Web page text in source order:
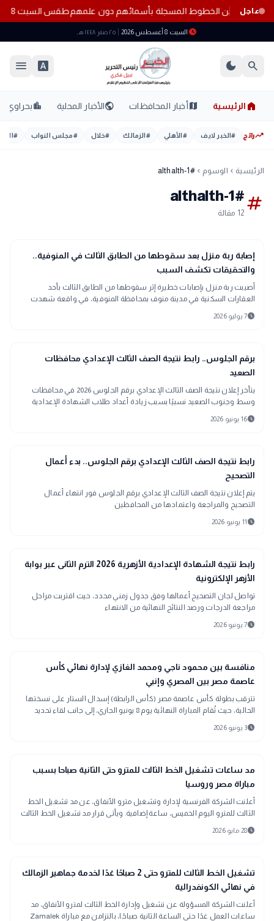
عاجل
المواطنين من الخطوط المسجلة بأسمائهم دون علمهمطقس السبت 8 أغسطس 2026.. حرارة مرتفعة ورطوبة عالية والأرصاد تحذر من أجواء شديدة الحرارة
schedule السبت 8 أغسطس 2026 ٢٥ صفر ١٤٤٨ هـ
search
dark_mode
font_download
menu
home الرئيسية mapأخبار المحافظات publicالأخبار المحلية location_cityبحراوي
trending_upرائج #الخبر لايف #الأهلي #الزمالك #خلال #مجلس النواب #
الرئيسية chevron_left الوسوم chevron_left
#althalth-1
tag
#althalth-1
12 مقالة
gavel
حوادث ومحاكم
إصابة ربة منزل بعد سقوطها من الطابق الثالث في المنوفية..
والتحقيقات تكشف السبب
أصيبت ربة منزل بإصابات خطيرة إثر سقوطها من الطابق الثالث بأحد
العقارات السكنية في مدينة منوف بمحافظة المنوفية، في واقعة شهدت
حالة من الاستنفار الأمني عقب تلقي الأجهزة المختصة بلاغًا بالحادث.
schedule7 يوليو 2026
school
مدارس وجامعات
برقم الجلوس.. رابط نتيجة الصف الثالث الإعدادي محافظات
الصعيد
يتأخر إعلان نتيجة الصف الثالث الإعدادي برقم الجلوس 2026 في محافظات
وسط وجنوب الصعيد نسبيًا بسبب زيادة أعداد طلاب الشهادة الإعدادية
schedule16 يونيو 2026
school
مدارس وجامعات
رابط نتيجة الصف الثالث الإعدادي برقم الجلوس.. بدء أعمال
التصحيح
يتم إعلان نتيجة الصف الثالث الإعدادي برقم الجلوس فور انتهاء أعمال
التصحيح والمراجعة واعتمادها من المحافظين
schedule11 يونيو 2026
school
مدارس وجامعات
رابط نتيجة الشهادة الإعدادية الأزهرية 2026 الترم الثانى عبر بوابة
الأزهر الإلكترونية
تواصل لجان التصحيح أعمالها وفق جدول زمني محدد، حيث اقتربت مراحل
مراجعة الدرجات ورصد النتائج النهائية من الانتهاء
schedule7 يونيو 2026
sports_soccer
رياضة
منافسة بين محمود ناجي ومحمد الغازي لإدارة نهائي كأس
عاصمة مصر بين المصري وإنبي
تترقب بطولة كأس عاصمة مصر (كأس الرابطة) إسدال الستار على نسختها
الحالية، حيث تُقام المباراة النهائية يوم 8 يونيو الجاري، إلى جانب لقاء تحديد
المركز الثالث في نفس اليوم.
schedule3 يونيو 2026
public
الأخبار المحلية
مد ساعات تشغيل الخط الثالث للمترو حتى الثانية صباحا بسبب
مباراة مصر وروسيا
أعلنت الشركة الفرنسية لإدارة وتشغيل مترو الأنفاق، عن مد تشغيل الخط
الثالث للمترو اليوم الخميس، ساعة إضافية. ويأتى قرار مد تشغيل الخط الثالث
للمترو تزامنًا مع المباراة الودية بين منتخب مصر ضد منتخب روسيا اليوم.
schedule28 مايو 2026
sports_soccer
رياضة
تشغيل الخط الثالث للمترو حتى 2 صباحًا غدًا لخدمة جماهير الزمالك
في نهائي الكونفدرالية
أعلنت الشركة المسؤولة عن تشغيل وإدارة الخط الثالث لمترو الأنفاق، مد
ساعات العمل غدًا حتى الساعة الثانية صباحًا، بالتزامن مع مباراة Zamalek